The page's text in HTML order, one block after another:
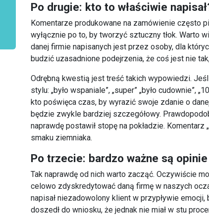
Po drugie: kto to właściwie
Komentarze produkowane na zamówienie często
wyłącznie po to, by tworzyć sztuczny tłok. Warto
danej firmie napisanych jest przez osoby, dla
budzić uzasadnione podejrzenia, że coś jest nie
Odrębną kwestią jest treść takich wypowiedzi.
stylu: „było wspaniale”, „super” „było
kto poświęca czas, by wyrazić swoje zdanie o
będzie zwykle bardziej szczegółowy.
naprawdę postawił stopę na pokładzie.
smaku ziemniaka.
Po trzecie: bardzo ważne są
Tak naprawdę od nich warto zacząć. Oczywiście
celowo zdyskredytować daną firmę w naszych
napisał niezadowolony klient w przypływie emocji,
doszedł do wniosku, że jednak nie miał w stu